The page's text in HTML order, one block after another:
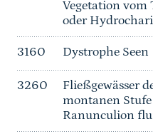
Vegetation vom
oder
3160 Dystrophe Seen
3260
Fließgewässer
montanen
Ranunculion